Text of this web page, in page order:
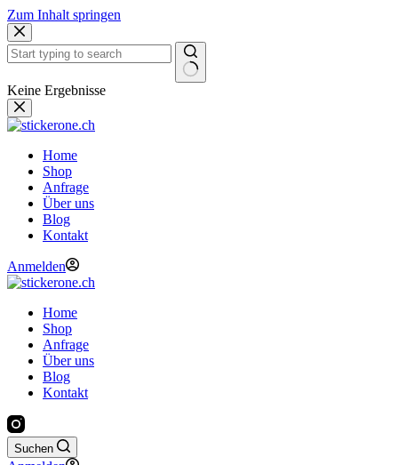
Zum Inhalt springen
Keine Ergebnisse
Home
Shop
Anfrage
Über uns
Blog
Kontakt
Anmelden
Home
Shop
Anfrage
Über uns
Blog
Kontakt
Suchen